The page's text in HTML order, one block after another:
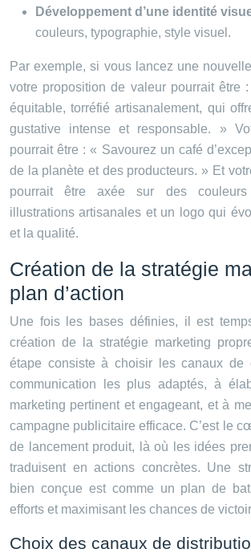
Développement d’une identité
couleurs, typographie, style visuel.
Par exemple, si vous lancez une
votre proposition de valeur pourrait être
équitable, torréfié artisanalement, qui
gustative intense et responsable. »
pourrait être : « Savourez un café
de la planète et des producteurs. » Et
pourrait être axée sur des couleurs
illustrations artisanales et un logo qui
et la qualité.
Création de la stratégie
plan d’action
Une fois les bases définies, il est
création de la stratégie marketing
étape consiste à choisir les canaux de
communication les plus adaptés, à
marketing pertinent et engageant, et à
campagne publicitaire efficace. C’est le
de lancement produit, là où les idées
traduisent en actions concrètes. Une
bien conçue est comme un plan de
efforts et maximisant les chances de
Choix des canaux de